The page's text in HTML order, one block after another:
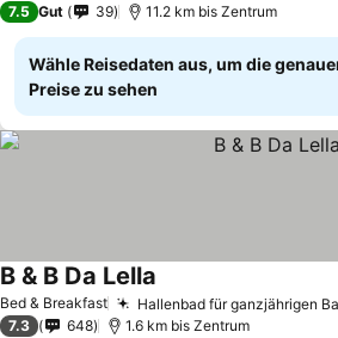
7.5 Gut 39 11.2 km bis Zentrum
Wähle Reisedaten aus, um die
Preise zu sehen
Bed & Breakfast Hallenbad für ganzjährigen
B & B Da Lella
7.3 648 1.6 km bis Zentrum